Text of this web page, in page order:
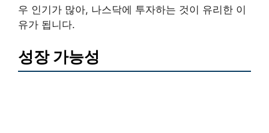
우 인기가 많아, 나스닥에 투자하는 것이 유리한 이
유가 됩니다.
성장 가능성